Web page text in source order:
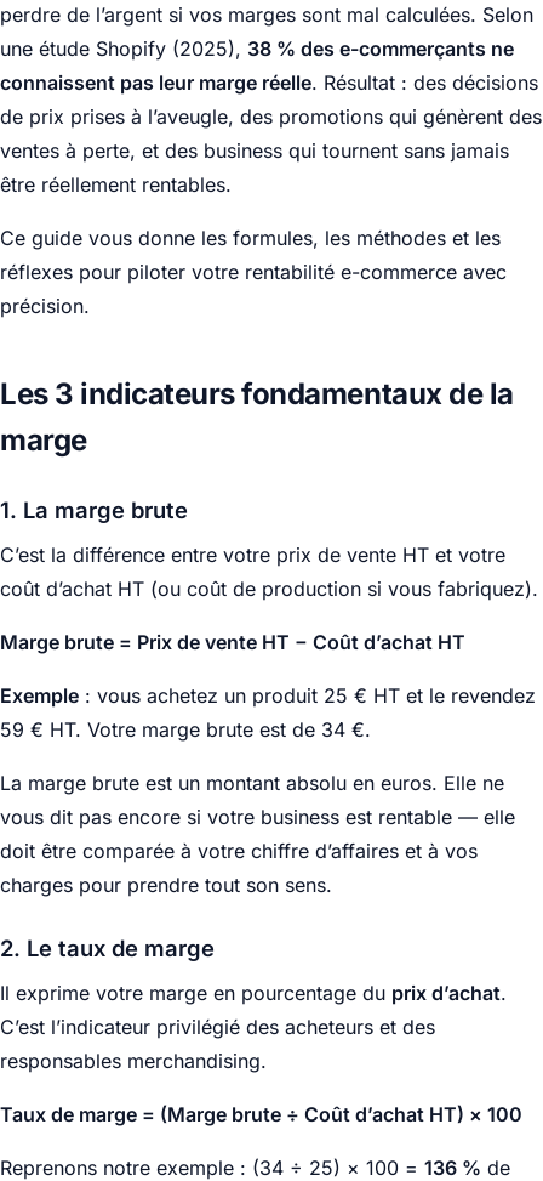
perdre de l’argent si vos marges sont mal calculées. Selon
une étude Shopify (2025), 38 % des e-commerçants ne
connaissent pas leur marge réelle. Résultat : des décisions
de prix prises à l’aveugle, des promotions qui génèrent des
ventes à perte, et des business qui tournent sans jamais
être réellement rentables.
Ce guide vous donne les formules, les méthodes et les
réflexes pour piloter votre rentabilité e-commerce avec
précision.
Les 3 indicateurs fondamentaux de la
marge
1. La marge brute
C’est la différence entre votre prix de vente HT et votre
coût d’achat HT (ou coût de production si vous fabriquez).
Marge brute = Prix de vente HT − Coût d’achat HT
Exemple : vous achetez un produit 25 € HT et le revendez
59 € HT. Votre marge brute est de 34 €.
La marge brute est un montant absolu en euros. Elle ne
vous dit pas encore si votre business est rentable — elle
doit être comparée à votre chiffre d’affaires et à vos
charges pour prendre tout son sens.
2. Le taux de marge
Il exprime votre marge en pourcentage du prix d’achat.
C’est l’indicateur privilégié des acheteurs et des
responsables merchandising.
Taux de marge = (Marge brute ÷ Coût d’achat HT) × 100
Reprenons notre exemple : (34 ÷ 25) × 100 = 136 % de